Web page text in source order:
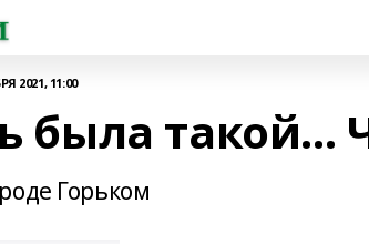
2021, 11:00
была такой…
Горьком